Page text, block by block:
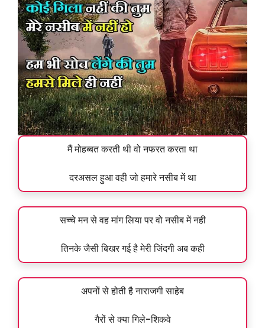
मैं मोहब्बत करती थी वो नफरत करता था
दरअसल हुआ वही जो हमारे नसीब में था
सच्चे मन से वह मांग लिया पर वो नसीब में नही
तिनके जैसी बिखर गई है मेरी जिंदगी अब कही
अपनों से होती है नाराजगी साहेब
गैरों से क्या गिले-शिकवे